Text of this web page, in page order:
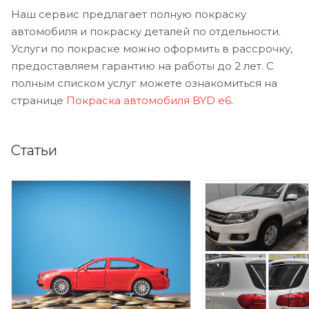
Наш сервис предлагает полную покраску
автомобиля и покраску деталей по отдельности.
Услуги по покраске можно оформить в рассрочку,
предоставляем гарантию на работы до 2 лет. С
полным списком услуг можете ознакомиться на
странице Покраска автомобиля BYD e6.
Статьи